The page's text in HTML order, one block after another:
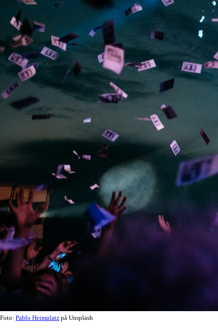
Foto: Pablo Heimplatz på Unsplash